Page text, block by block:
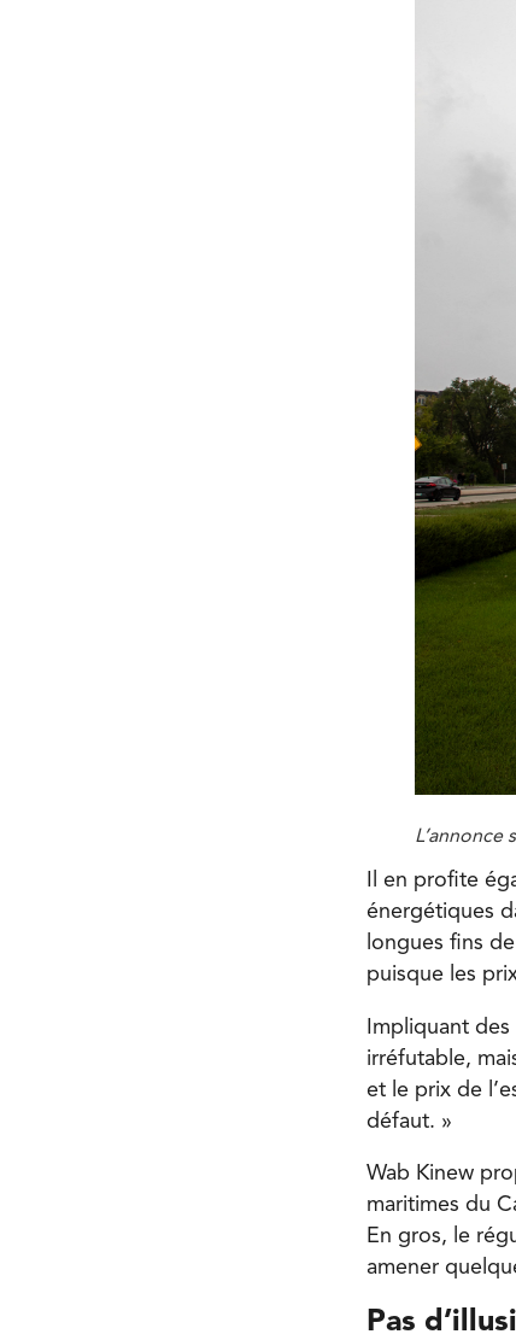
L’annonce
Il en profite
énergétiques
longues fins
puisque les
Impliquant
irréfutable,
et le prix de
défaut. »
Wab Kinew
maritimes du
En gros, le
amener
Pas